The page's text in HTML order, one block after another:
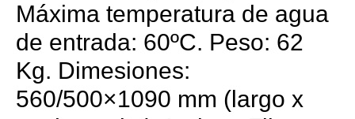
Máxima temperatura de agua
de entrada: 60ºC. Peso: 62
Kg. Dimesiones:
560/500×1090 mm (largo x